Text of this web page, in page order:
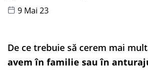
9 Mai 23
De ce trebuie să cerem mai
avem în familie sau în